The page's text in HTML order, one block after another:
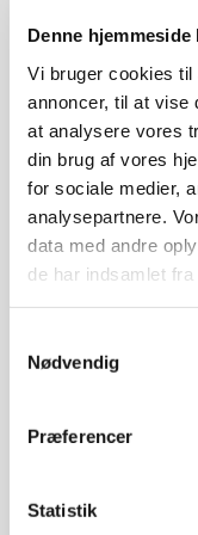
Denne
Vi bruger cookies
annoncer, til at vise
at analysere vores
din brug af vores
for sociale medier,
analysepartnere.
data med andre
de har indsamlet
Nødvendig
Præferencer
Statistik
gjorde det muligt
Kernefission og
39 lige op til
bomben var klar
takket været et
udviklingsarbejde i
navnet
Science-projekt. I
atombombe, men
hver især krævede
Efter krigen stod
situation. Den
prægede den
fysikere –
verden baseret på